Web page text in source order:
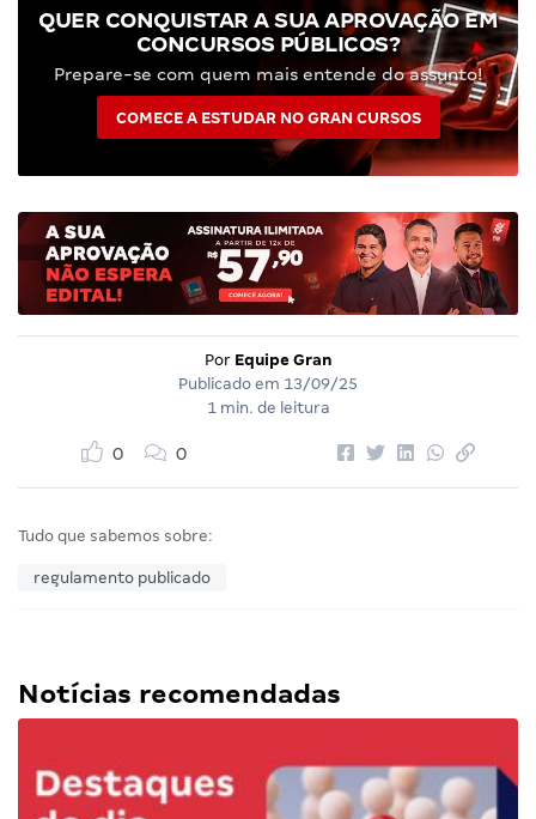
QUER CONQUISTAR A SUA APROVAÇÃO EM
CONCURSOS PÚBLICOS?
Prepare-se com quem mais entende do assunto!
COMECE A ESTUDAR NO GRAN CURSOS
Por Equipe Gran
Publicado em 13/09/25
1 min. de leitura
0 0
Tudo que sabemos sobre:
regulamento publicado
Notícias recomendadas